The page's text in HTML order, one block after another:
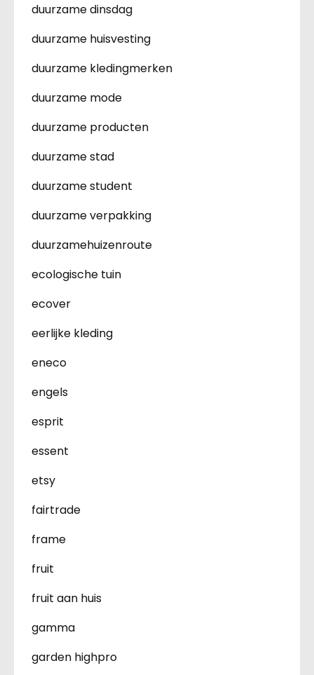
duurzame dinsdag
duurzame huisvesting
duurzame kledingmerken
duurzame mode
duurzame producten
duurzame stad
duurzame student
duurzame verpakking
duurzamehuizenroute
ecologische tuin
ecover
eerlijke kleding
eneco
engels
esprit
essent
etsy
fairtrade
frame
fruit
fruit aan huis
gamma
garden highpro